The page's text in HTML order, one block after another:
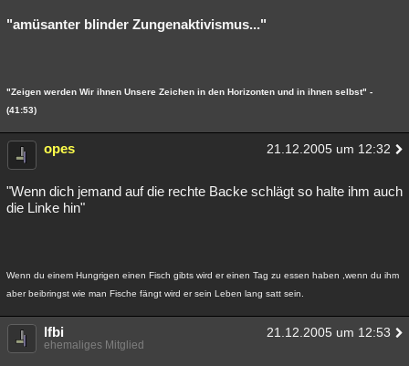
"amüsanter blinder Zungenaktivismus..."
"Zeigen werden Wir ihnen Unsere Zeichen in den Horizonten und in ihnen selbst" -
(41:53)
opes 21.12.2005 um 12:32
"Wenn dich jemand auf die rechte Backe schlägt so halte ihm auch
die Linke hin"
Wenn du einem Hungrigen einen Fisch gibts wird er einen Tag zu essen haben ,wenn du ihm
aber beibringst wie man Fische fängt wird er sein Leben lang satt sein.
lfbi 21.12.2005 um 12:53
ehemaliges Mitglied